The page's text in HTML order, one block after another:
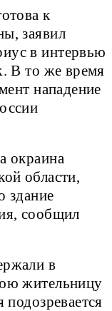
к
заявил
в интервью
В то же время
нападение
окраина
области,
здание
сообщил
в
жительницу
подозревается